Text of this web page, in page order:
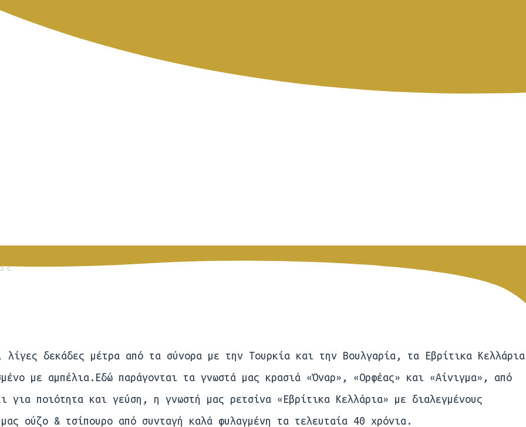
λίγες δεκάδες μέτρα από τα σύνορα με την Τουρκία και την Βουλγαρία, τα Εβρίτικα Κελλάρια
με αμπέλια.Εδώ παράγονται τα γνωστά μας κρασιά «Όναρ», «Ορφέας» και «Αίνιγμα», από
για ποιότητα και γεύση, η γνωστή μας ρετσίνα «Εβρίτικα Κελλάρια» με διαλεγμένους
ούζο & τσίπουρο από συνταγή καλά φυλαγμένη τα τελευταία 40 χρόνια.